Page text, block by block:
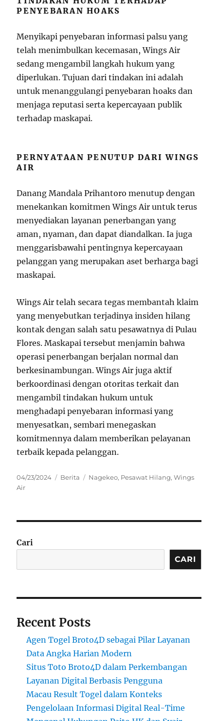
PENYEBARAN HOAKS
Menyikapi penyebaran informasi palsu yang
telah menimbulkan kecemasan, Wings Air
sedang mengambil langkah hukum yang
diperlukan. Tujuan dari tindakan ini adalah
untuk menanggulangi penyebaran hoaks dan
menjaga reputasi serta kepercayaan publik
terhadap maskapai.
PERNYATAAN PENUTUP DARI WINGS
AIR
Danang Mandala Prihantoro menutup dengan
menekankan komitmen Wings Air untuk terus
menyediakan layanan penerbangan yang
aman, nyaman, dan dapat diandalkan. Ia juga
menggarisbawahi pentingnya kepercayaan
pelanggan yang merupakan aset berharga bagi
maskapai.
Wings Air telah secara tegas membantah klaim
yang menyebutkan terjadinya insiden hilang
kontak dengan salah satu pesawatnya di Pulau
Flores. Maskapai tersebut menjamin bahwa
operasi penerbangan berjalan normal dan
berkesinambungan. Wings Air juga aktif
berkoordinasi dengan otoritas terkait dan
mengambil tindakan hukum untuk
menghadapi penyebaran informasi yang
menyesatkan, sembari menegaskan
komitmennya dalam memberikan pelayanan
terbaik kepada pelanggan.
Posted
on
04/23/2024 Categories
Berita Tags
Nagekeo, Pesawat Hilang,Wings
Air
Cari
CARI
Recent Posts
Agen Togel Broto4D sebagai Pilar Layanan
Data Angka Harian Modern
Situs Toto Broto4D dalam Perkembangan
Layanan Digital Berbasis Pengguna
Macau Result Togel dalam Konteks
Pengelolaan Informasi Digital Real-Time